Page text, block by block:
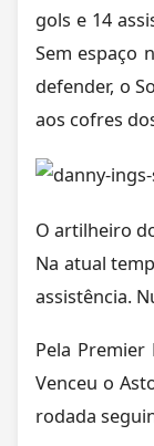
gols e 14
Sem espaço
defender, o
aos cofres
O artilheiro
Na atual
assistência.
Pela
Venceu o
rodada